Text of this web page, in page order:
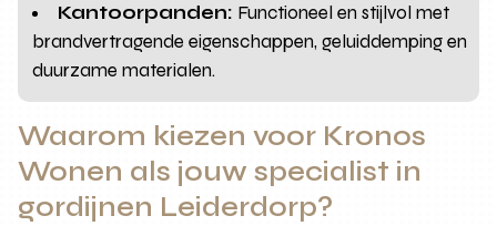
Kantoorpanden: Functioneel en stijlvol met
brandvertragende eigenschappen, geluiddemping en
duurzame materialen.
Waarom kiezen voor Kronos
Wonen als jouw specialist in
gordijnen Leiderdorp?